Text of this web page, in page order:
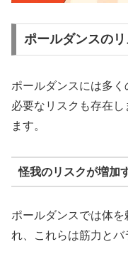
ポールダンスのリ
ポールダンスには多
必要なリスクも存在
ます。
怪我のリスクが増加
ポールダンスでは体
れ、これらは筋力とバ